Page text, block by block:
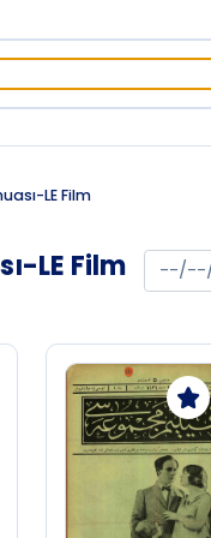
LE Film
LE Film